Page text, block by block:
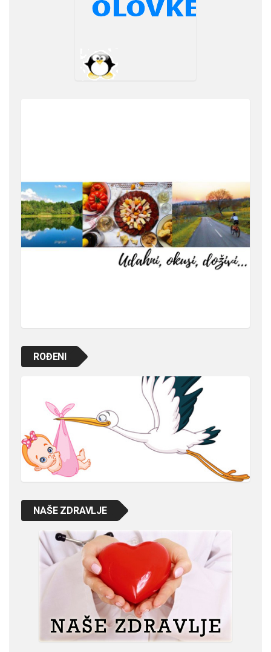
ROĐENI
NAŠE ZDRAVLJE